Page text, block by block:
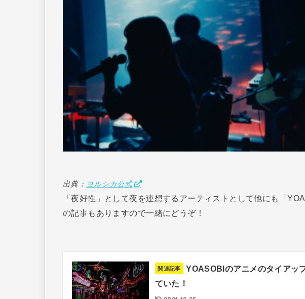
出典： ヨルシカ公式
「夜好性」として夜を連想するアーティストとして他にも「
の記事もありますので一緒にどうぞ！
関連記事
YOASOBIのアニメのタイアッ
ていた！